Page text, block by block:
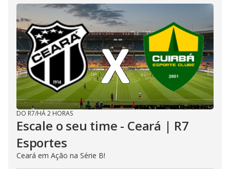
DO R7/HÁ 2 HORAS
Escale o seu time - Ceará | R7
Esportes
Ceará em Ação na Série B!